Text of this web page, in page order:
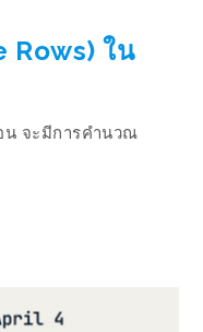
Rows) ใน
น จะมีการคำนวณ